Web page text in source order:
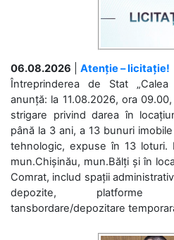
06.08.2026
Atenție – licitație!
Întreprinderea de Stat
anunță: la 11.08.2026, ora
strigare privind darea în
până la 3 ani, a 13 bunuri
tehnologic, expuse în 13 loturi.
mun.Chișinău, mun.Bălți și în
Comrat, includ spații
depozite,
tansbordare/depozitare